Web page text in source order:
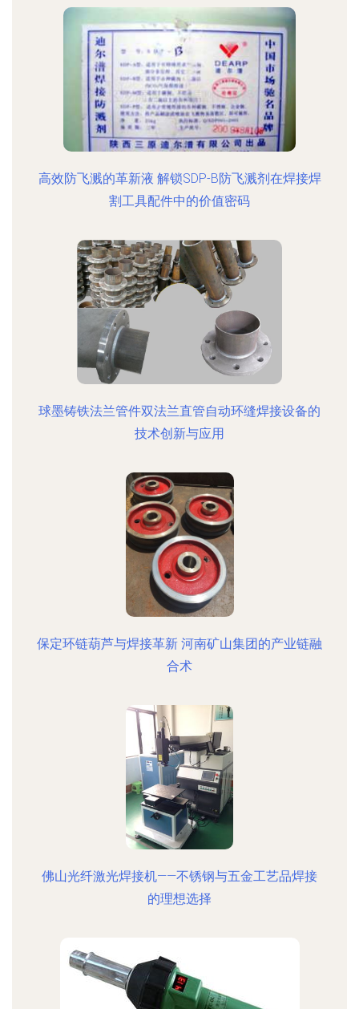
高效防飞溅的革新液 解锁SDP-B防飞溅剂在焊接焊
割工具配件中的价值密码
球墨铸铁法兰管件双法兰直管自动环缝焊接设备的
技术创新与应用
保定环链葫芦与焊接革新 河南矿山集团的产业链融
合术
佛山光纤激光焊接机——不锈钢与五金工艺品焊接
的理想选择